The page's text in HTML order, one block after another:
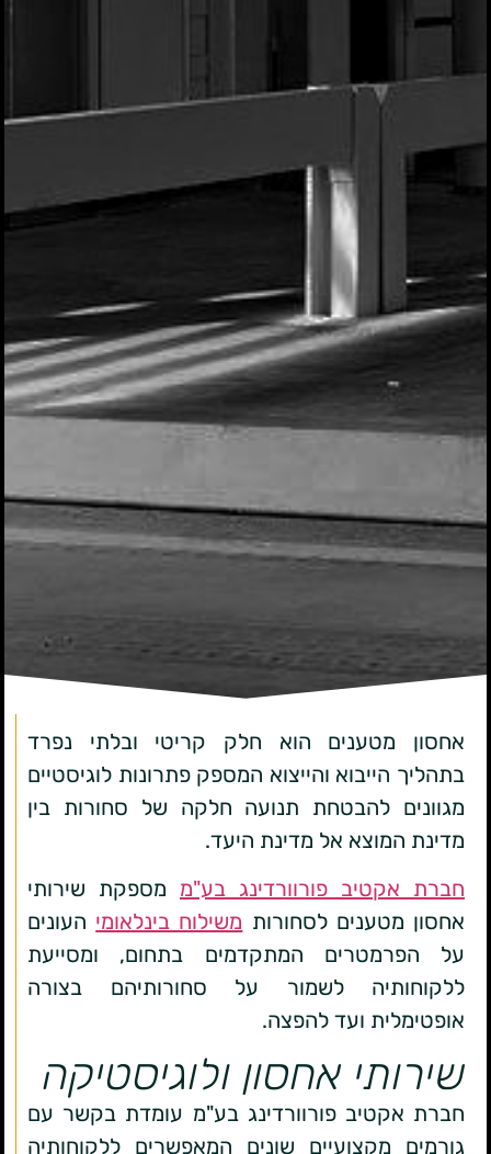
אחסון מטענים הוא חלק קריטי ובלתי נפרד
בתהליך הייבוא והייצוא המספק פתרונות לוגיסטיים
מגוונים להבטחת תנועה חלקה של סחורות בין
מדינת המוצא אל מדינת היעד.
חברת אקטיב פורוורדינג בע"מ מספקת שירותי
אחסון מטענים לסחורות משילוח בינלאומי העונים
על הפרמטרים המתקדמים בתחום, ומסייעת
ללקוחותיה לשמור על סחורותיהם בצורה
אופטימלית ועד להפצה.
שירותי אחסון ולוגיסטיקה
חברת אקטיב פורוורדינג בע"מ עומדת בקשר עם
גורמים מקצועיים שונים המאפשרים ללקוחותיה